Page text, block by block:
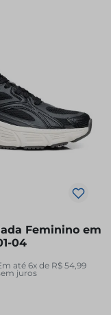
Feminino em
04
até6x de R$ 54 99
juros